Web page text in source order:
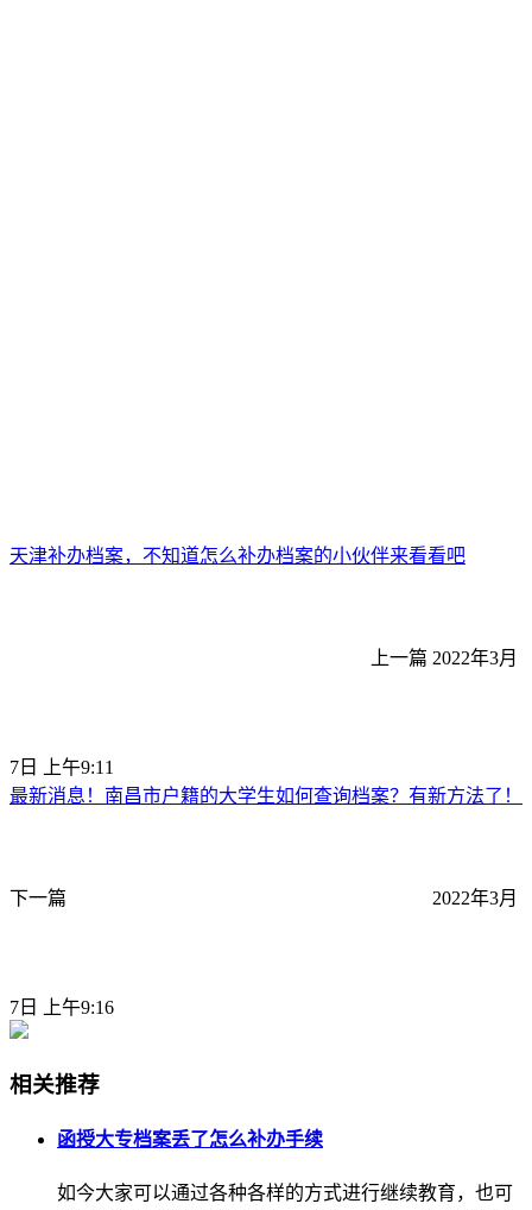
天津补办档案，不知道怎么补办档案的小伙伴来看看吧
上一篇 2022年3月
7日 上午9:11
最新消息！南昌市户籍的大学生如何查询档案？有新方法了！
下一篇 2022年3月
7日 上午9:16
相关推荐
函授大专档案丢了怎么补办手续
如今大家可以通过各种各样的方式进行继续教育，也可